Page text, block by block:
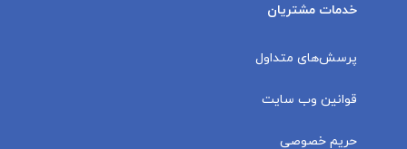
خدمات مشتریان
پرسش‌های متداول
قوانین وب سایت
حریم خصوصی